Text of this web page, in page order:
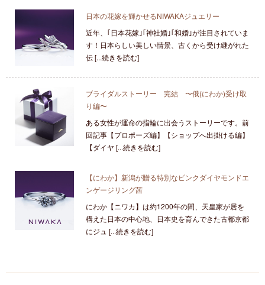
日本の花嫁を輝かせるNIWAKAジュエリー
近年、｢日本花嫁｣｢神社婚｣｢和婚｣が注目されていま
す！日本らしい美しい情景、古くから受け継がれた
伝 [...続きを読む]
ブライダルストーリー 完結 〜俄(にわか)受け取
り編〜
ある女性が運命の指輪に出会うストーリーです。前
回記事【プロポーズ編】【ショップへ出掛ける編】
【ダイヤ [...続きを読む]
【にわか】新潟が贈る特別なピンクダイヤモンドエ
ンゲージリング茜
にわか【ニワカ】は約1200年の間、天皇家が居を
構えた日本の中心地、日本史を育んできた古都京都
にジュ [...続きを読む]